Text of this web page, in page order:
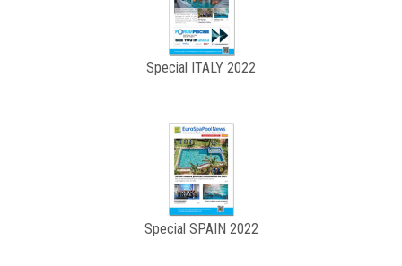
Special ITALY 2022
Special SPAIN 2022